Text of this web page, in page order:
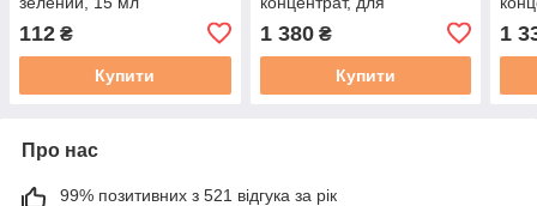
112 ₴
Купити
акрилового композиту, 200
г1 380₴
Купити
г
1
Про нас
99% позитивних з 521 відгука за рік